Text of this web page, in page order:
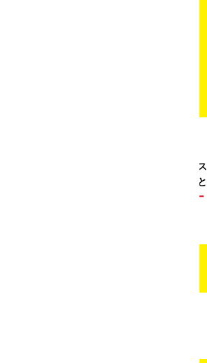
。ガソリンス
タンドや整備工場の既存インフラを活用すること
リー